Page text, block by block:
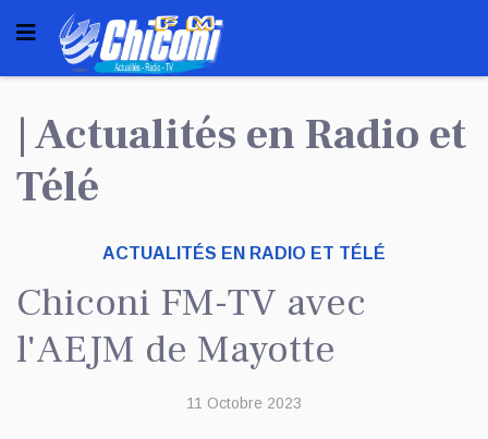
| Actualités en Radio et
Télé
ACTUALITÉS EN RADIO ET TÉLÉ
Chiconi FM-TV avec
l'AEJM de Mayotte
11 Octobre 2023